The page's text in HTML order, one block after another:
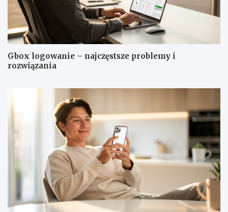
Gbox logowanie – najczęstsze problemy i
rozwiązania